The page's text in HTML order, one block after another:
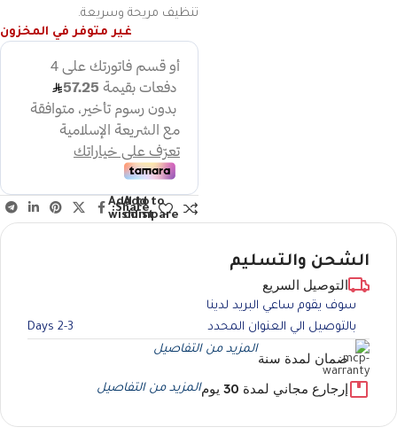
تنظيف مريحة وسريعة.
غير متوفر في المخزون
Add to
compare
Add to
wishlist
Share:
الشحن والتسليم
التوصيل السريع
سوف يقوم ساعي البريد لدينا
بالتوصيل الي العنوان المحدد
2-3 Days
ضمان لمدة سنة
المزيد من التفاصيل
إرجارع مجاني لمدة 30 يوم المزيد من التفاصيل